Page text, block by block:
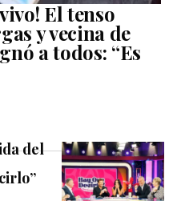
El tenso
y vecina de
a todos: “Es
del